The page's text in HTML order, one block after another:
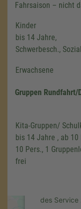
Fahrsaison – nicht
Kinder
bis 14 Jahre,
Schwerbesch.,
Erwachsene
Gruppen
Kita-Gruppen/
bis 14 Jahre , ab 10
10 Pers., 1
frei
Wir
um den
Wir
des Service